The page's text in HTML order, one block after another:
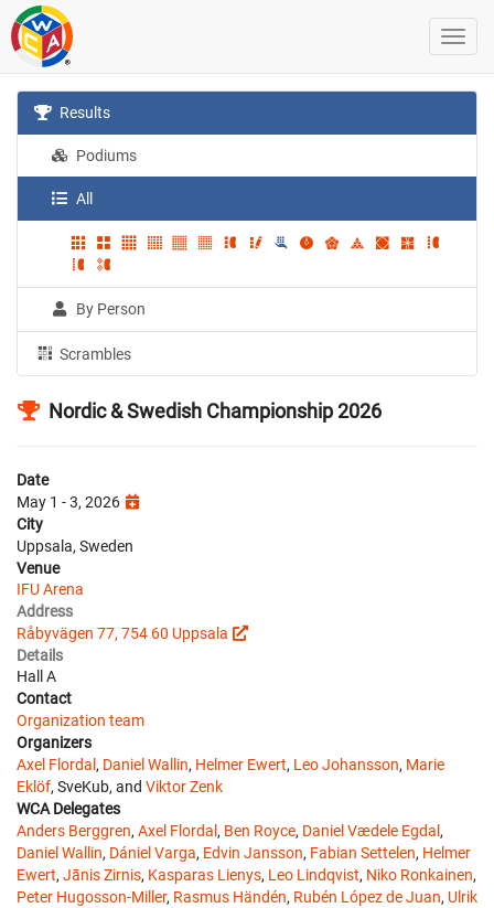
Results
Podiums
All
By Person
Scrambles
Nordic & Swedish Championship 2026
Date
May 1 - 3, 2026
City
Uppsala, Sweden
Venue
IFU Arena
Address
Råbyvägen 77, 754 60 Uppsala
Details
Hall A
Contact
Organization team
Organizers
Axel Flordal , Daniel Wallin, Helmer Ewert, Leo Johansson, Marie
Eklöf, SveKub, and Viktor Zenk
WCA Delegates
Anders Berggren, Axel Flordal , Ben Royce, Daniel Vædele Egdal ,
Daniel Wallin, Dániel Varga, Edvin Jansson, Fabian Settelen, Helmer
Ewert, Jānis Zirnis, Kasparas Lienys, Leo Lindqvist, Niko Ronkainen,
Peter Hugosson-Miller, Rasmus Händén, Rubén López de Juan, Ulrik